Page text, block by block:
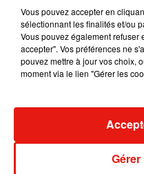
3 août 2026
Fred
leur
31 juillet
Vous pouvez accepter en
sélectionnant les finalités et/ou
Vous pouvez également
accepter". Vos préférences ne
pouvez mettre à jour vos choix,
moment via le lien "Gérer les